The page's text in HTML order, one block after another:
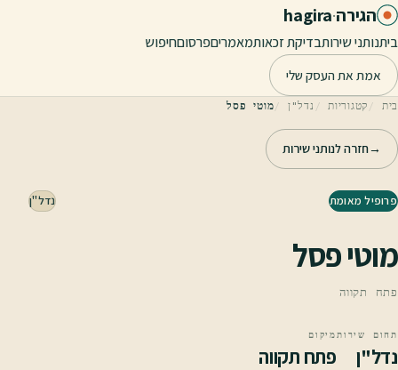
דלג לתוכן הראשי
הגירה·
hagira
ביתנותני שירותבדיקת זכאותמאמריםפרסוםחיפוש
אמת את העסק שלי
בית קטגוריות נדל"ן מוטי פסל
→חזרה לנותני שירות
פרופיל מאומת נדל"ן
מוטי פסל
פתח תקווה
תחום שירות
נדל"ן
מיקום
פתח תקווה